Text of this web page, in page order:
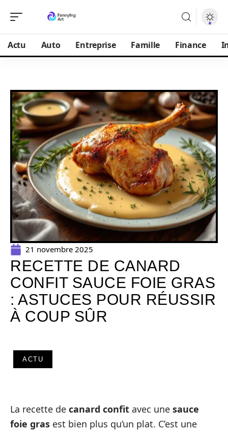
Actu Auto Entreprise Famille Finance
21 novembre 2025
RECETTE DE CANARD
CONFIT SAUCE FOIE GRAS
: ASTUCES POUR RÉUSSIR
À COUP SÛR
ACTU
La recette de canard confit avec une sauce
foie gras est bien plus qu’un plat. C’est une